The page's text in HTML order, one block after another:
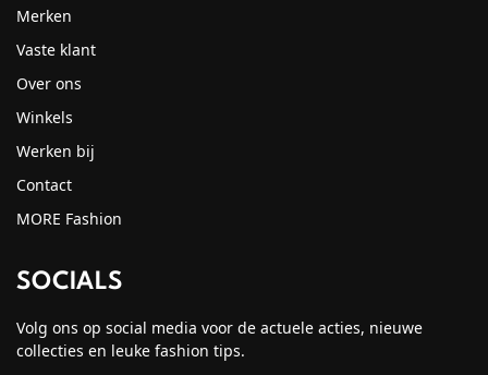
Merken
Vaste klant
Over ons
Winkels
Werken bij
Contact
MORE Fashion
SOCIALS
Volg ons op social media voor de actuele acties, nieuwe
collecties en leuke fashion tips.